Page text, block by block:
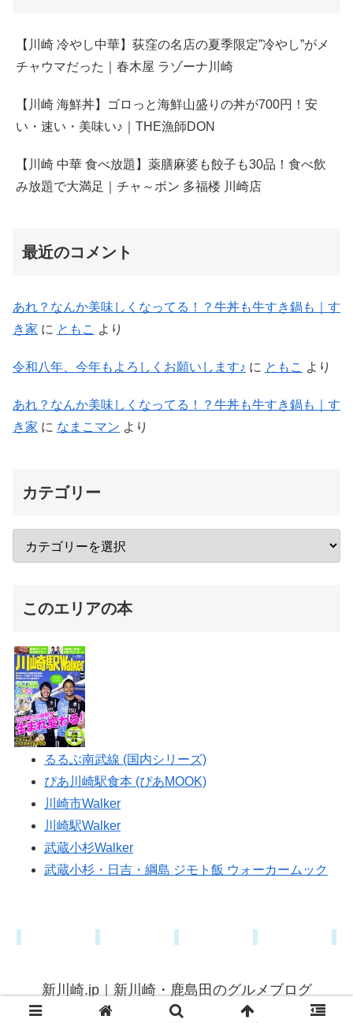
【川崎 冷やし中華】荻窪の名店の夏季限定”冷やし”がメ
チャウマだった｜春木屋 ラゾーナ川崎
【川崎 海鮮丼】ゴロっと海鮮山盛りの丼が700円！安
い・速い・美味い♪｜THE漁師DON
【川崎 中華 食べ放題】薬膳麻婆も餃子も30品！食べ飲
み放題で大満足｜チャ～ボン 多福楼 川崎店
最近のコメント
あれ？なんか美味しくなってる！？牛丼も牛すき鍋も｜す
き家 に ともこ より
令和八年、今年もよろしくお願いします♪ に ともこ より
あれ？なんか美味しくなってる！？牛丼も牛すき鍋も｜す
き家 に なまこマン より
カテゴリー
このエリアの本
るるぶ南武線 (国内シリーズ)
ぴあ川崎駅食本 (ぴあMOOK)
川崎市Walker
川崎駅Walker
武蔵小杉Walker
武蔵小杉・日吉・綱島 ジモト飯 ウォーカームック
新川崎.jp｜新川崎・鹿島田のグルメブログ
© 2015 新川崎.jp｜新川崎・鹿島田のグルメブログ.